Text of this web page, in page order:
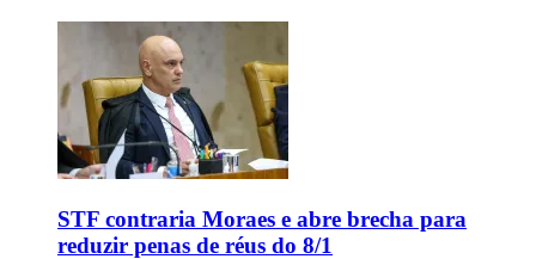
STF contraria Moraes e abre brecha para
reduzir penas de réus do 8/1